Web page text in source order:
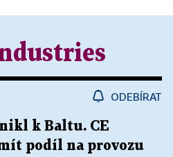
ODEBÍRAT
k Baltu. CE
podíl na provozu